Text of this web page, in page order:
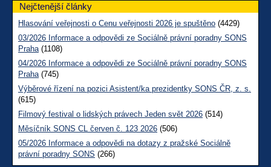
Nejčtenější články
Hlasování veřejnosti o Cenu veřejnosti 2026 je spuštěno (4429)
03/2026 Informace a odpovědi ze Sociálně právní poradny SONS
Praha(1108)
04/2026 Informace a odpovědi ze Sociálně právní poradny SONS
Praha(745)
Výběrové řízení na pozici Asistent/ka prezidentky SONS ČR, z. s.
(615)
Filmový festival o lidských právech Jeden svět 2026 (514)
Měsíčník SONS CL červen č. 123 2026 (506)
05/2026 Informace a odpovědi na dotazy z pražské Sociálně
právní poradny SONS (266)